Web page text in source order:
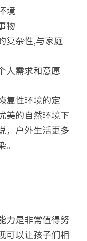
境
物
复杂性,与家庭
人需求和意愿
复性环境的定
美的自然环境下
，户外生活更多
力是非常值得努
可以让孩子们相